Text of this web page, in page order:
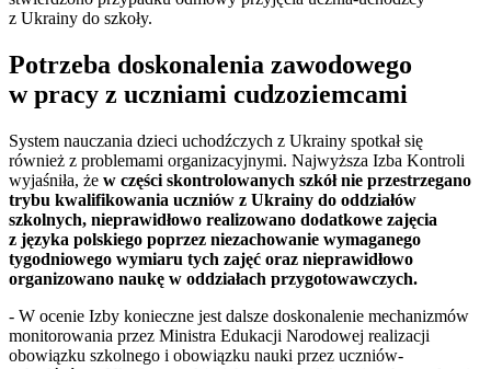
z Ukrainy do szkoły.
Potrzeba doskonalenia zawodowego
w pracy z uczniami cudzoziemcami
System nauczania dzieci uchodźczych z Ukrainy spotkał się
również z problemami organizacyjnymi. Najwyższa Izba Kontroli
wyjaśniła, że w części skontrolowanych szkół nie przestrzegano
trybu kwalifikowania uczniów z Ukrainy do oddziałów
szkolnych, nieprawidłowo realizowano dodatkowe zajęcia
z języka polskiego poprzez niezachowanie wymaganego
tygodniowego wymiaru tych zajęć oraz nieprawidłowo
organizowano naukę w oddziałach przygotowawczych.
- W ocenie Izby konieczne jest dalsze doskonalenie mechanizmów
monitorowania przez Ministra Edukacji Narodowej realizacji
obowiązku szkolnego i obowiązku nauki przez uczniów-